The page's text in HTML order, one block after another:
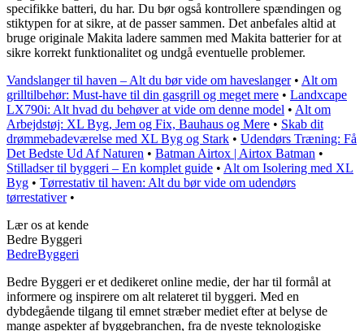
specifikke batteri, du har. Du bør også kontrollere spændingen og
stiktypen for at sikre, at de passer sammen. Det anbefales altid at
bruge originale Makita ladere sammen med Makita batterier for at
sikre korrekt funktionalitet og undgå eventuelle problemer.
Vandslanger til haven – Alt du bør vide om haveslanger• Alt om
grilltilbehør: Must-have til din gasgrill og meget mere • Landxcape
LX790i: Alt hvad du behøver at vide om denne model • Alt om
Arbejdstøj: XL Byg, Jem og Fix, Bauhaus og Mere • Skab dit
drømmebadeværelse med XL Byg og Stark • Udendørs Træning: Få
Det Bedste Ud Af Naturen • Batman Airtox | Airtox Batman •
Stilladser til byggeri – En komplet guide • Alt om Isolering med XL
Byg • Tørrestativ til haven: Alt du bør vide om udendørs
tørrestativer•
Lær os at kende
Bedre Byggeri
BedreByggeri
Bedre Byggeri er et dedikeret online medie, der har til formål at
informere og inspirere om alt relateret til byggeri. Med en
dybdegående tilgang til emnet stræber mediet efter at belyse de
mange aspekter af byggebranchen, fra de nyeste teknologiske